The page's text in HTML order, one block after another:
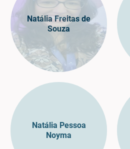
Natália Freitas de
Souza
Natália Pessoa
Noyma